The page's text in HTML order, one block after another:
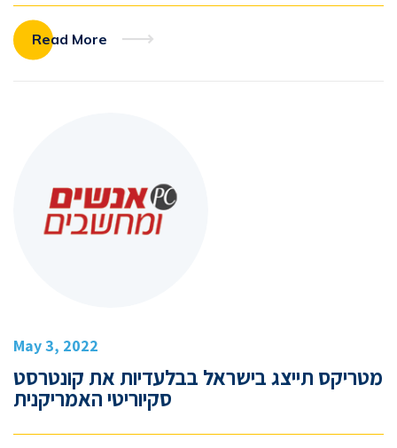
Read More
May 3, 2022
מטריקס תייצג בישראל בבלעדיות את קונטרסט
סקיוריטי האמריקנית